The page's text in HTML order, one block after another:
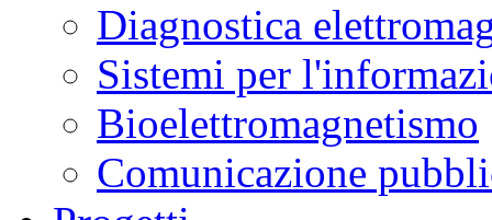
Diagnostica
Sistemi per
Bioelettromagnetismo
Comunicazione